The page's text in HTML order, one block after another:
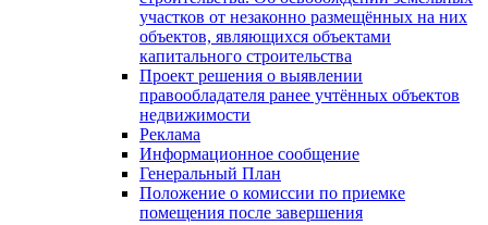
участков от незаконно размещённых на них
объектов, являющихся объектами
капитального строительства
Проект решения о выявлении
правообладателя ранее учтённых объектов
недвижимости
Реклама
Информационное сообщение
Генеральный План
Положение о комиссии по приемке
помещения после завершения